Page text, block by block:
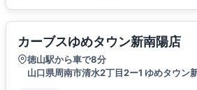
カーブスゆめタウン新南陽店
徳山駅から車で8分
山口県周南市清水2丁目2ー1 ゆめタウン